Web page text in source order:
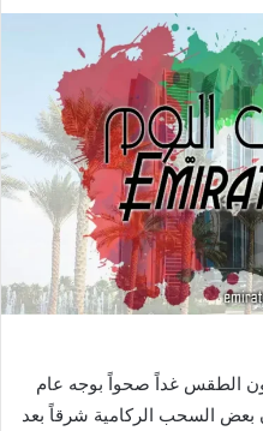
الطقس غداً صحواً بوجه عام
بعض السحب الركامية شرقاً بعد